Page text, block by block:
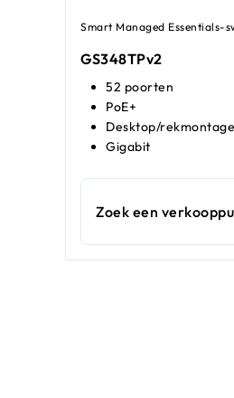
Smart Managed Essentials-
GS348TPv2
52 poorten
PoE+
Desktop/rekmontage
Gigabit
Zoek een